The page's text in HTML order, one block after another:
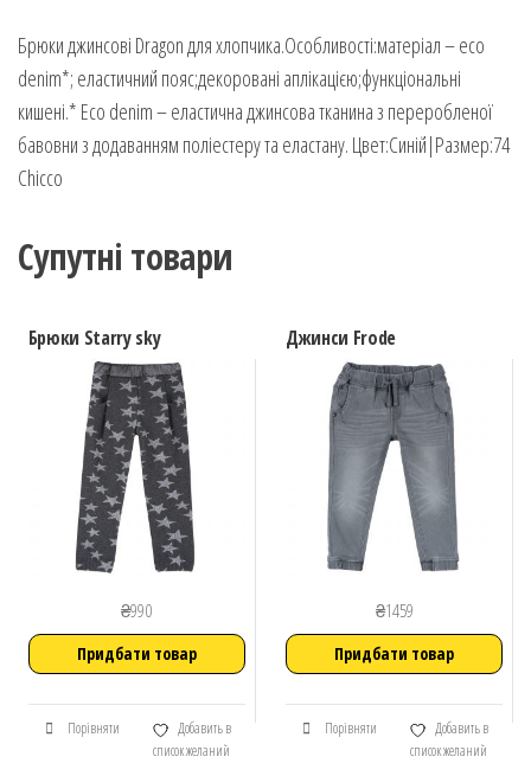
Брюки джинсові Dragon для хлопчика.Особливості:матеріал – eco
denim*; еластичний пояс;декоровані аплікацією;функціональні
кишені.* Eco denim – еластична джинсова тканина з переробленої
бавовни з додаванням поліестеру та еластану. Цвет:Синій|Размер:74
Chicco
Супутні товари
Брюки Starry sky
₴990
Придбати товар
Порівняти
Добавить в
список желаний
Джинси Frode
₴1459
Придбати товар
Порівняти
Добавить в
список желаний